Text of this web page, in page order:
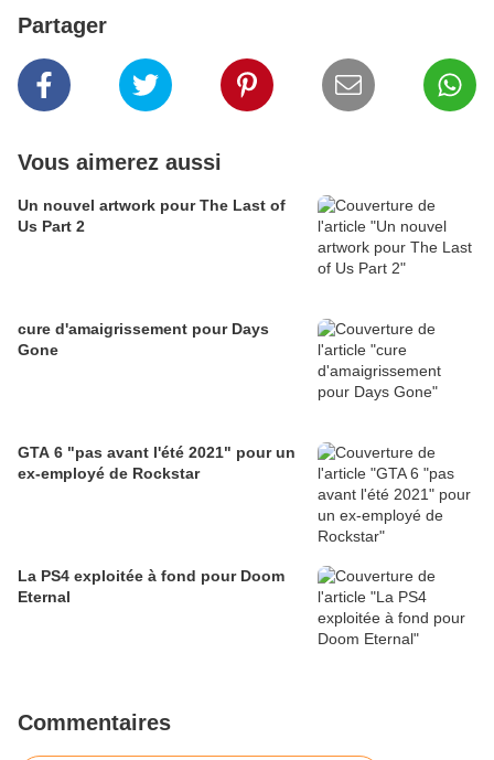
Partager
Vous aimerez aussi
Un nouvel artwork pour The Last of
Us Part 2
cure d'amaigrissement pour Days
Gone
GTA 6 "pas avant l'été 2021" pour un
ex-employé de Rockstar
La PS4 exploitée à fond pour Doom
Eternal
Commentaires